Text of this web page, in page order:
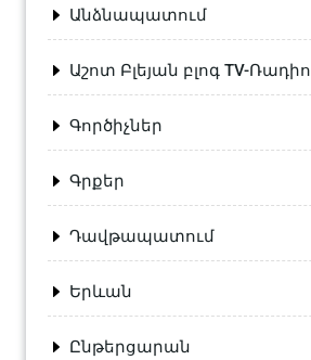
Անձնապատում
Աշոտ Բլեյան բլոգ TV-Ռադիո
Գործիչներ
Գրքեր
Դավթապատում
Երևան
Ընթերցարան